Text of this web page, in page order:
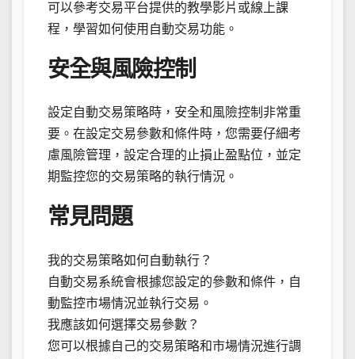
可以參考交易平台提供的教學影片或線上課
程，學習如何使用自動交易功能。
安全與風險控制
設定自動交易策略時，安全和風險控制非常重
要。在設定交易參數和條件時，您需要仔細考
慮風險管理，設定合理的止損止盈點位，並定
期監控您的交易策略的執行情況。
常見問題
我的交易策略如何自動執行？
自動交易系統會根據您設定的參數和條件，自
動監控市場情況並執行交易。
我應該如何選擇交易參數？
您可以根據自己的交易策略和市場情況進行調